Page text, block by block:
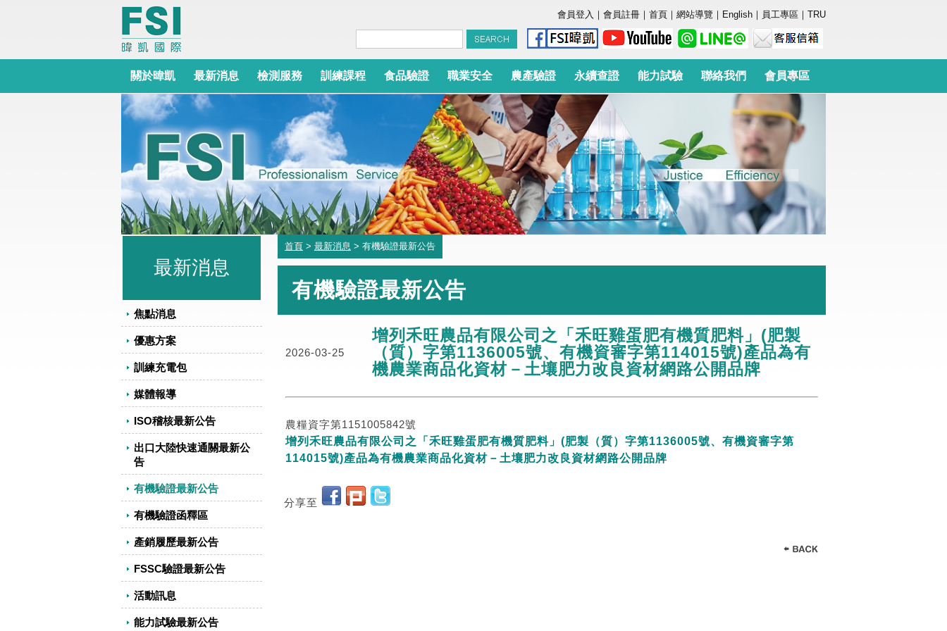
會員登入 ｜ 會員註冊 ｜ 首頁 ｜ 網站導覽 ｜ English ｜ 員工專區 ｜ TRU
關於暐凱 最新消息 檢測服務 訓練課程 食品驗證 職業安全 農產驗證 永續查證 能力試驗 聯絡我們 會員專區
最新消息
焦點消息
優惠方案
訓練充電包
媒體報導
ISO稽核最新公告
出口大陸快速通關最新公
告
有機驗證最新公告
有機驗證函釋區
產銷履歷最新公告
FSSC驗證最新公告
活動訊息
能力試驗最新公告
首頁 > 最新消息 > 有機驗證最新公告
有機驗證最新公告
2026-03-25
增列禾旺農品有限公司之「禾旺雞蛋肥有機質肥料」(肥製
（質）字第1136005號、有機資審字第114015號)產品為有
機農業商品化資材－土壤肥力改良資材網路公開品牌
農糧資字第1151005842號
增列禾旺農品有限公司之「禾旺雞蛋肥有機質肥料」(肥製（質）字第1136005號、有機資審字第
114015號)產品為有機農業商品化資材－土壤肥力改良資材網路公開品牌
分享至